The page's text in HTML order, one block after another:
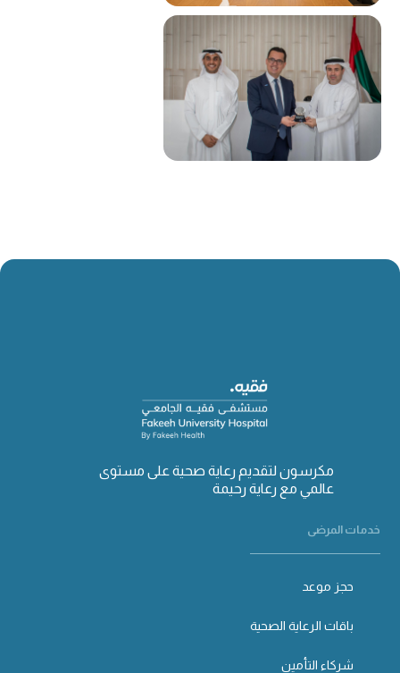
مكرسون لتقديم رعاية صحية على مستوى
عالمي مع رعاية رحيمة
خدمات المرضى
حجز موعد
باقات الرعاية الصحية
شركاء التأمين